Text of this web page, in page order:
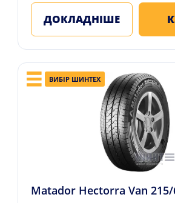
ДОКЛАДНІШЕ
ВИБІР ШИНТЕХ
Matador Hectorra Van 215/